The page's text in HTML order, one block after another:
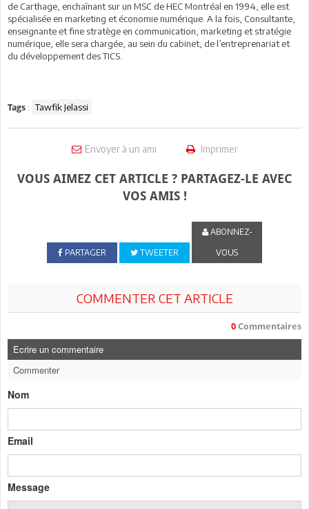
de Carthage, enchaînant sur un MSC de HEC Montréal en 1994, elle est
spécialisée en marketing et économie numérique. A la fois, Consultante,
enseignante et fine stratège en communication, marketing et stratégie
numérique, elle sera chargée, au sein du cabinet, de l’entreprenariat et
du développement des TICS.
Tags : Tawfik Jelassi
Envoyer à un ami Imprimer
VOUS AIMEZ CET ARTICLE ? PARTAGEZ-LE AVEC
VOS AMIS !
PARTAGER TWEETER
ABONNEZ-
VOUS
COMMENTER CET ARTICLE
0 Commentaires
Ecrire un commentaire
Commenter
Nom
Email
Message